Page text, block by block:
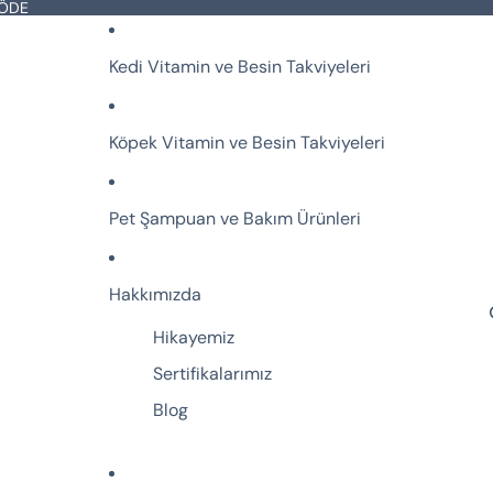
Kedi Vitamin ve Besin Takviyeleri
Köpek Vitamin ve Besin Takviyeleri
Pet Şampuan ve Bakım Ürünleri
Hakkımızda
Hikayemiz
Sertifikalarımız
Blog